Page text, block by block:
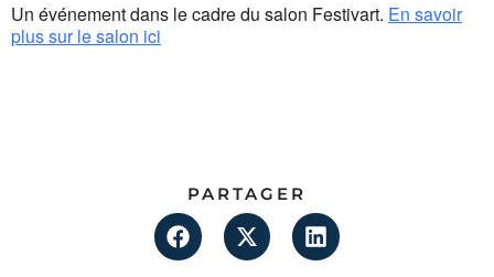
Un événement dans le cadre du salon Festivart. En savoir
plus sur le salon ici
PARTAGER